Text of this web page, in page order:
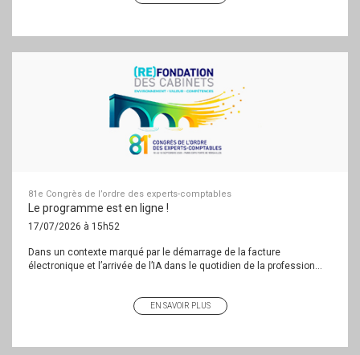
81e Congrès de l’ordre des experts-comptables
Le programme est en ligne !
17/07/2026 à 15h52
Dans un contexte marqué par le démarrage de la facture
électronique et l’arrivée de l’IA dans le quotidien de la profession...
EN SAVOIR PLUS